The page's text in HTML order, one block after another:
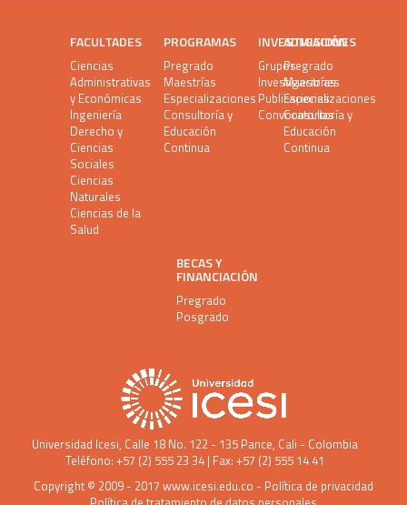
FACULTADES
Ciencias
Administrativas
y Económicas
Ingeniería
Derecho y
Ciencias
Sociales
Ciencias
Naturales
Ciencias de la
Salud
PROGRAMAS
Pregrado
Maestrías
Especializaciones
Consultoría y
Educación
Continua
INVESTIGACIÓN
Grupos
Investigaciones
Publicaciones
Convocatorias
ADMISIONES
Pregrado
Maestrías
Especializaciones
Consultoría y
Educación
Continua
BECAS Y
FINANCIACIÓN
Pregrado
Posgrado
Universidad Icesi, Calle 18 No. 122 - 135 Pance, Cali - Colombia
Teléfono: +57 (2) 555 23 34 | Fax: +57 (2) 555 14 41
Copyright © 2009 - 2017 www.icesi.edu.co - Política de privacidad